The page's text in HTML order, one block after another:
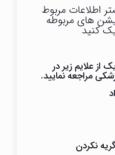
اطلاعات مربوط
های مربوطه
کنید
علایم زیر در
مراجعه نمایید.
نکردن